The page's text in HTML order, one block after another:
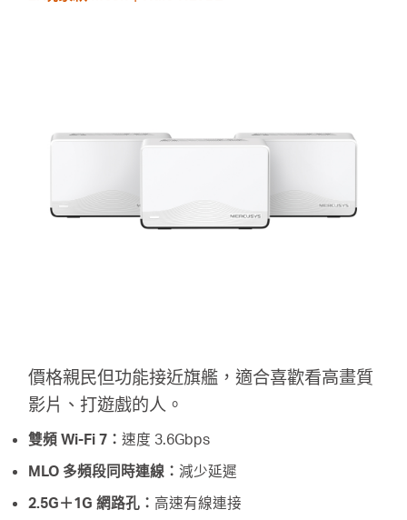
價格親民但功能接近旗艦，適合喜歡看高畫質
影片、打遊戲的人。
雙頻 Wi-Fi 7：速度 3.6Gbps
MLO 多頻段同時連線：減少延遲
2.5G＋1G 網路孔： 高速有線連接